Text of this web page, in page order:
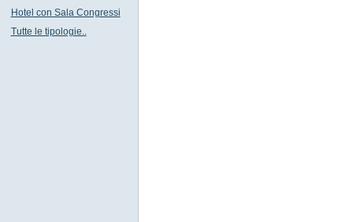
Hotel con Sala Congressi
Tutte le tipologie..